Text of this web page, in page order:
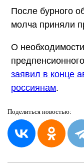
После бурного
молча приняли
О
заявил в конце
россиянам.
Поделиться новостью: